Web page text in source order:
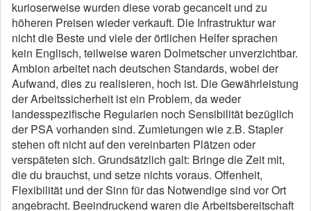
kurioserweise wurden diese vorab gecancelt und zu
höheren Preisen wieder verkauft. Die Infrastruktur war
nicht die Beste und viele der örtlichen Helfer sprachen
kein Englisch, teilweise waren Dolmetscher unverzichtbar.
Ambion arbeitet nach deutschen Standards, wobei der
Aufwand, dies zu realisieren, hoch ist. Die Gewährleistung
der Arbeitssicherheit ist ein Problem, da weder
landesspezifische Regularien noch Sensibilität bezüglich
der PSA vorhanden sind. Zumietungen wie z.B. Stapler
stehen oft nicht auf den vereinbarten Plätzen oder
verspäteten sich. Grundsätzlich galt: Bringe die Zeit mit,
die du brauchst, und setze nichts voraus. Offenheit,
Flexibilität und der Sinn für das Notwendige sind vor Ort
angebracht. Beeindruckend waren die Arbeitsbereitschaft